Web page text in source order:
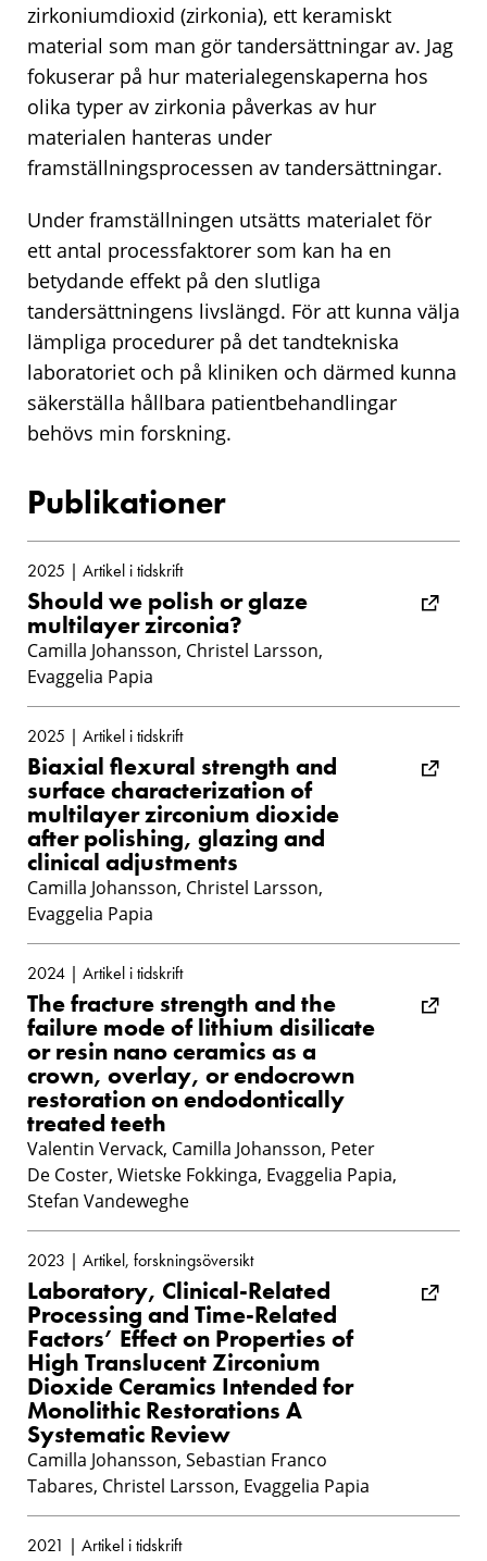
zirkoniumdioxid (zirkonia), ett keramiskt
material som man gör tandersättningar av. Jag
fokuserar på hur materialegenskaperna hos
olika typer av zirkonia påverkas av hur
materialen hanteras under
framställningsprocessen av tandersättningar.
Under framställningen utsätts materialet för
ett antal processfaktorer som kan ha en
betydande effekt på den slutliga
tandersättningens livslängd. För att kunna välja
lämpliga procedurer på det tandtekniska
laboratoriet och på kliniken och därmed kunna
säkerställa hållbara patientbehandlingar
behövs min forskning.
Publikationer
2025 | Artikel i tidskrift
Should we polish or glaze
multilayer zirconia?
Camilla Johansson, Christel Larsson,
Evaggelia Papia
2025 | Artikel i tidskrift
Biaxial flexural strength and
surface characterization of
multilayer zirconium dioxide
after polishing, glazing and
clinical adjustments
Camilla Johansson, Christel Larsson,
Evaggelia Papia
2024 | Artikel i tidskrift
The fracture strength and the
failure mode of lithium disilicate
or resin nano ceramics as a
crown, overlay, or endocrown
restoration on endodontically
treated teeth
Valentin Vervack, Camilla Johansson, Peter
De Coster, Wietske Fokkinga, Evaggelia Papia,
Stefan Vandeweghe
2023 | Artikel, forskningsöversikt
Laboratory, Clinical-Related
Processing and Time-Related
Factors’ Effect on Properties of
High Translucent Zirconium
Dioxide Ceramics Intended for
Monolithic Restorations A
Systematic Review
Camilla Johansson, Sebastian Franco
Tabares, Christel Larsson, Evaggelia Papia
2021 | Artikel i tidskrift